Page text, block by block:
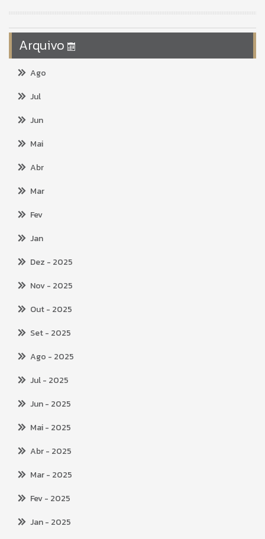
Arquivo
Ago
Jul
Jun
Mai
Abr
Mar
Fev
Jan
Dez - 2025
Nov- 2025
Out- 2025
Set- 2025
Ago - 2025
Jul- 2025
Jun- 2025
Mai- 2025
Abr- 2025
Mar- 2025
Fev- 2025
Jan- 2025